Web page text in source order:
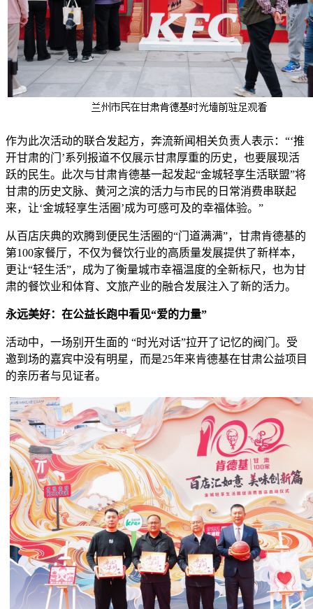
作为此次活动的联合发起方，奔流新闻相关负责人表示：“‘推
开甘肃的门’系列报道不仅展示甘肃厚重的历史，也要展现活
跃的民生。此次与甘肃肯德基一起发起“金城轻享生活联盟”将
甘肃的历史文脉、黄河之滨的活力与市民的日常消费串联起
来，让‘金城轻享生活圈’成为可感可及的幸福体验。”
从百店庆典的欢腾到便民生活圈的“门道满满”，甘肃肯德基的
第100家餐厅，不仅为餐饮行业的高质量发展提供了新样本，
更让“轻生活”，成为了衡量城市幸福温度的全新标尺，也为甘
肃的餐饮业和体育、文旅产业的融合发展注入了新的活力。
永远美好：在公益长跑中看见“爱的力量”
活动中，一场别开生面的 “时光对话”拉开了记忆的阀门。受
邀到场的嘉宾中没有明星，而是25年来肯德基在甘肃公益项目
的亲历者与见证者。